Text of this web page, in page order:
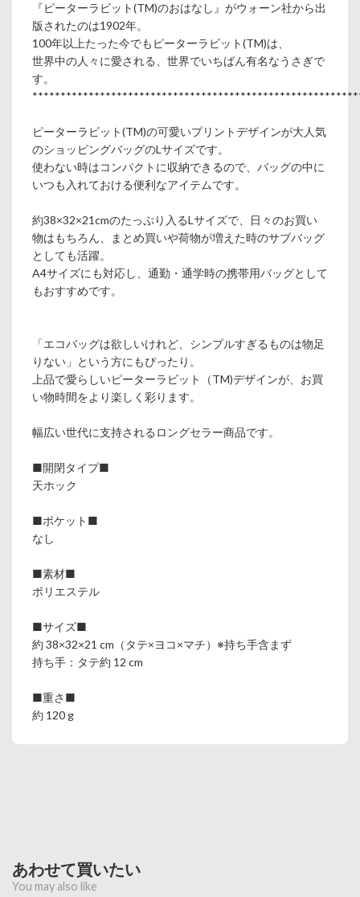
『ピーターラビット(TM)のおはなし』がウォーン社から出
版されたのは1902年。
100年以上たった今でもピーターラビット(TM)は、
世界中の人々に愛される、世界でいちばん有名なうさぎで
す。
ピーターラビット(TM)の可愛いプリントデザインが大人気
のショッピングバッグのLサイズです。
使わない時はコンパクトに収納できるので、バッグの中に
いつも入れておける便利なアイテムです。
約38×32×21cmのたっぷり入るLサイズで、日々のお買い
物はもちろん、まとめ買いや荷物が増えた時のサブバッグ
としても活躍。
A4サイズにも対応し、通勤・通学時の携帯用バッグとして
もおすすめです。
「エコバッグは欲しいけれど、シンプルすぎるものは物足
りない」という方にもぴったり。
上品で愛らしいピーターラビット（TM)デザインが、お買
い物時間をより楽しく彩ります。
幅広い世代に支持されるロングセラー商品です。
■開閉タイプ■
天ホック
■ポケット■
なし
■素材■
ポリエステル
■サイズ■
約 38×32×21 cm（タテ×ヨコ×マチ）※持ち手含まず
持ち手：タテ約 12 cm
■重さ■
約 120 g
あわせて買いたい
You may also like